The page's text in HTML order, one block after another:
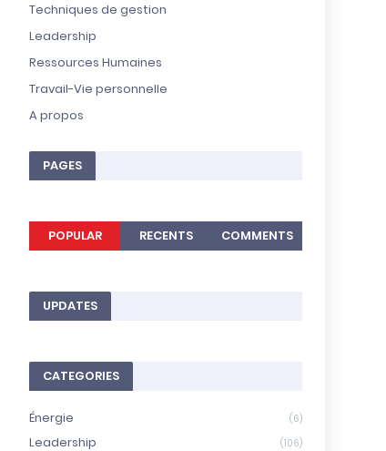
Techniques de gestion
Leadership
Ressources Humaines
Travail-Vie personnelle
A propos
PAGES
POPULAR RECENTS COMMENTS
UPDATES
CATEGORIES
Énergie (6)
Leadership (106)